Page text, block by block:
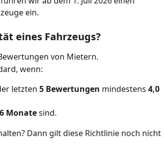
ein.
eines Fahrzeugs?
von Mietern.
wenn:
letzten 5 Bewertungen mindestens 4,0
6 Monate sind.
Dann gilt diese Richtlinie noch nicht